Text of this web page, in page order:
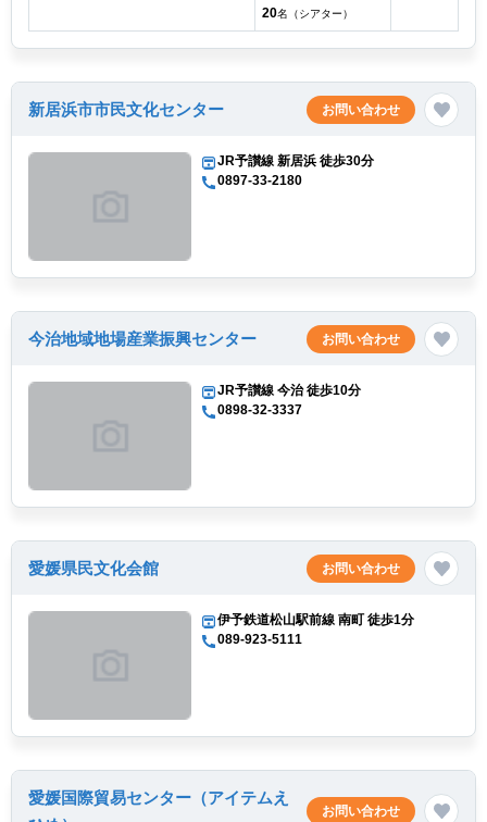
20名（シアター）
新居浜市市民文化センター お問い合わせ
JR予讃線 新居浜 徒歩30分
0897-33-2180
今治地域地場産業振興センター お問い合わせ
JR予讃線 今治 徒歩10分
0898-32-3337
愛媛県民文化会館 お問い合わせ
伊予鉄道松山駅前線 南町 徒歩1分
089-923-5111
愛媛国際貿易センター（アイテムえ
お問い合わせ